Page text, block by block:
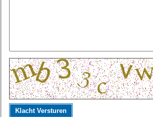
Klacht Versturen